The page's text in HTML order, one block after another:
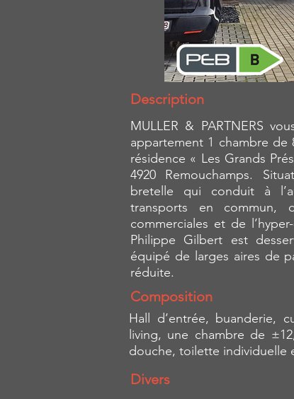
Description
MULLER & PARTNERS
appartement 1 chambre de
résidence « Les Grands
4920 Remouchamps.
bretelle qui conduit à
transports en commun,
commerciales et de
Philippe Gilbert est
équipé de larges aires de
réduite.
Composition
Hall d’entrée, buanderie,
living, une chambre de
douche, toilette individuelle
Divers